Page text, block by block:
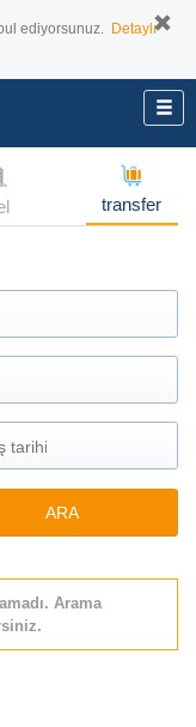
ediyorsunuz. Detaylı
transfer
ARA
Arama